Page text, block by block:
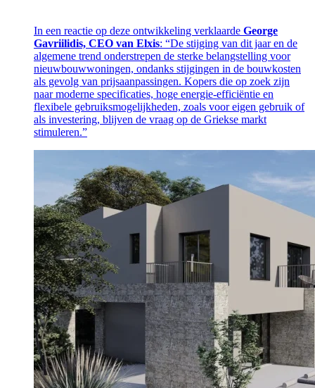
In een reactie op deze ontwikkeling verklaarde George
Gavriilidis, CEO van Elxis: “De stijging van dit jaar en de
algemene trend onderstrepen de sterke belangstelling voor
nieuwbouwwoningen, ondanks stijgingen in de bouwkosten
als gevolg van prijsaanpassingen. Kopers die op zoek zijn
naar moderne specificaties, hoge energie-efficiëntie en
flexibele gebruiksmogelijkheden, zoals voor eigen gebruik of
als investering, blijven de vraag op de Griekse markt
stimuleren.”